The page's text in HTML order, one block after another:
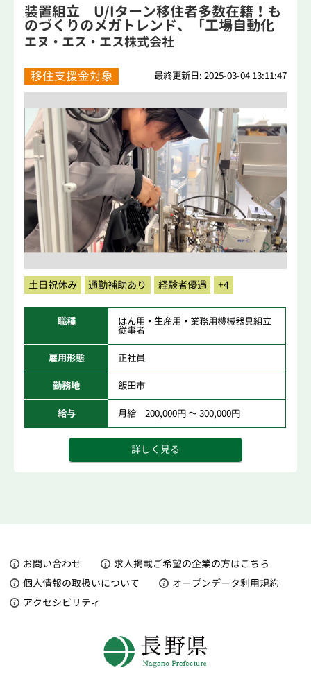
装置組立 U/Iターン移住者多数在籍！も
のづくりのメガトレンド、「工場自動化
装...
エヌ・エス・エス株式会社
移住支援金対象 最終更新日: 2025-03-04 13:11:47
土日祝休み 通勤補助あり 経験者優遇 +4
職種 はん用・生産用・業務用機械器具組立
従事者
雇用形態 正社員
勤務地 飯田市
給与 月給 200,000円 ～ 300,000円
詳しく見る
お問い合わせ
求人掲載ご希望の企業の方はこちら
個人情報の取扱いについて
オープンデータ利用規約
アクセシビリティ